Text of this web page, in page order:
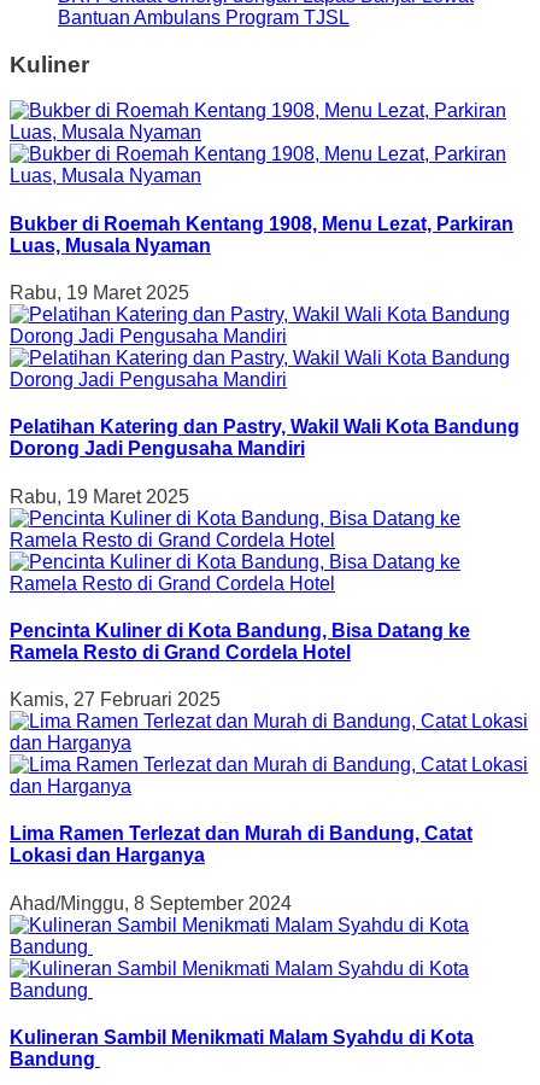
Bantuan Ambulans Program TJSL
Kuliner
Bukber di Roemah Kentang 1908, Menu Lezat, Parkiran
Luas, Musala Nyaman
Rabu, 19 Maret 2025
Pelatihan Katering dan Pastry, Wakil Wali Kota Bandung
Dorong Jadi Pengusaha Mandiri
Rabu, 19 Maret 2025
Pencinta Kuliner di Kota Bandung, Bisa Datang ke
Ramela Resto di Grand Cordela Hotel
Kamis, 27 Februari 2025
Lima Ramen Terlezat dan Murah di Bandung, Catat
Lokasi dan Harganya
Ahad/Minggu, 8 September 2024
Kulineran Sambil Menikmati Malam Syahdu di Kota
Bandung